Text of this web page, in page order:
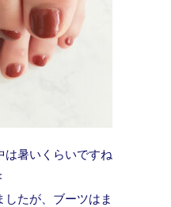
は暑いくらいですね
たが、ブーツはま